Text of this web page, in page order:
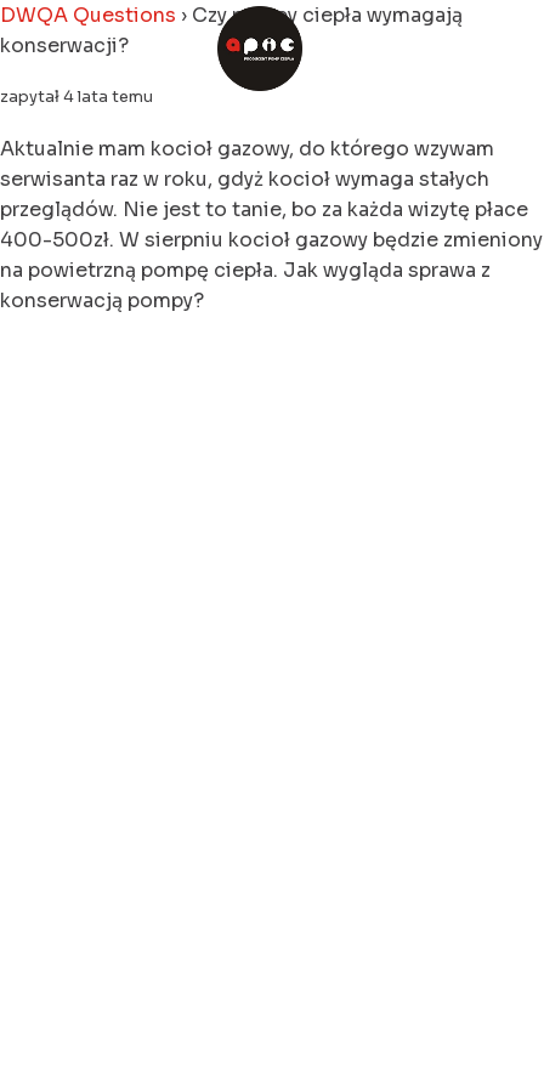
DWQA Questions › Czy pompy ciepła wymagają
konserwacji?
zapytał 4 lata temu
Aktualnie mam kocioł gazowy, do którego wzywam
serwisanta raz w roku, gdyż kocioł wymaga stałych
przeglądów. Nie jest to tanie, bo za każda wizytę płace
400-500zł. W sierpniu kocioł gazowy będzie zmieniony
na powietrzną pompę ciepła. Jak wygląda sprawa z
konserwacją pompy?